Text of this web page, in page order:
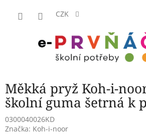
CZK
Měkká pryž Koh-i-
školní guma šetrná k
0300040026KD
Značka: Koh-i-noor